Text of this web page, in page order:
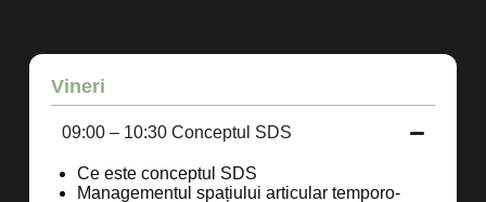
Vineri
09:00 – 10:30 Conceptul SDS
Ce este conceptul SDS
Managementul spațiului articular temporo-